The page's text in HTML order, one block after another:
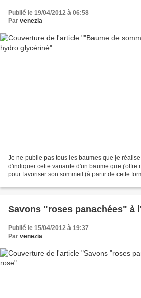
Publié le 19/04/2012 à 06:58
Par venezia
Je ne publie pas tous les baumes que je
d'indiquer cette variante d'un baume que j'offre
pour favoriser son sommeil (à partir de cette
Savons "roses panachées" à
Publié le 15/04/2012 à 19:37
Par venezia